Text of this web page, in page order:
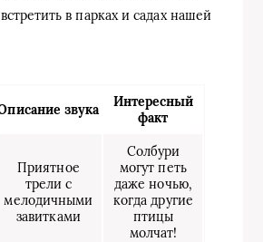
в парках и садах нашей
звука
Интересный
факт
Приятное
трели с
мелодичными
завитками
Солбури
могут петь
даже ночью,
когда другие
птицы
молчат!